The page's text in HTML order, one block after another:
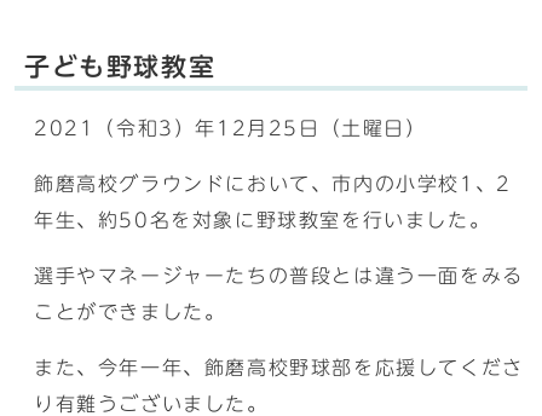
子ども野球教室
2021（令和3）年12月25日（土曜日）
飾磨高校グラウンドにおいて、市内の小学校1、2
年生、約50名を対象に野球教室を行いました。
選手やマネージャーたちの普段とは違う一面をみる
ことができました。
また、今年一年、飾磨高校野球部を応援してくださ
り有難うございました。